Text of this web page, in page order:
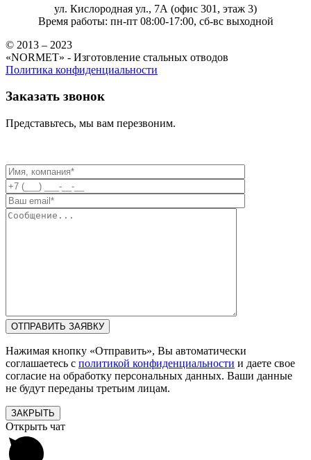
ул. Кислородная ул., 7А (офис 301, этаж 3)
Время работы: пн-пт 08:00-17:00, сб-вс выходной
© 2013 – 2023
«NORMET» - Изготовление стальных отводов
Политика конфиденциальности
Заказать звонок
Представьтесь, мы вам перезвоним.
Нажимая кнопку «Отправить», Вы автоматически
соглашаетесь с политикой конфиденциальности и даете свое
согласие на обработку персональных данных. Ваши данные
не будут переданы третьим лицам.
ЗАКРЫТЬ
Открыть чат